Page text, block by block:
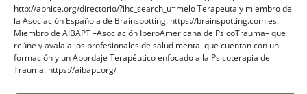
http://aphice.org/directorio/?ihc_search_u=melo Terapeuta y miembro de
la Asociación Española de Brainspotting: https://brainspotting.com.es.
Miembro de AIBAPT –Asociación IberoAmericana de PsicoTrauma– que
reúne y avala a los profesionales de salud mental que cuentan con un
formación y un Abordaje Terapéutico enfocado a la Psicoterapia del
Trauma: https://aibapt.org/
Blog